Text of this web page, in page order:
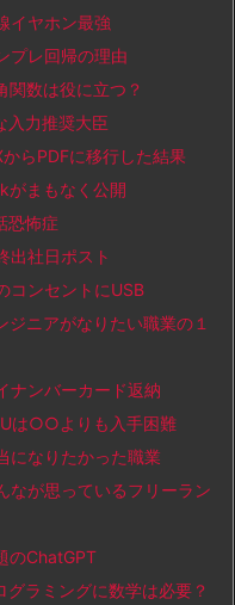
ヤホン最強
レ回帰の理由
数は役に立つ？
力推奨大臣
らPDFに移行した結果
まもなく公開
恐怖症
社日ポスト
ンセントにUSB
ニアがなりたい職業の１
ンバーカード返納
は○○よりも入手困難
なりたかった職業
が思っているフリーラン
のChatGPT
ラミングに数学は必要？